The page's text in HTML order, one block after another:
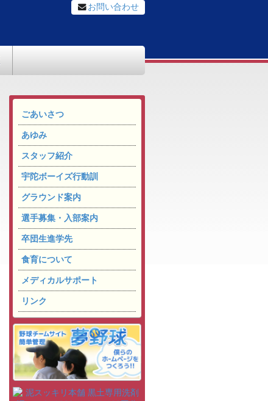
お問い合わせ
ごあいさつ
あゆみ
スタッフ紹介
宇陀ボーイズ行動訓
グラウンド案内
選手募集・入部案内
卒団生進学先
食育について
メディカルサポート
リンク